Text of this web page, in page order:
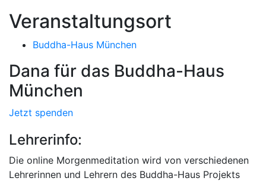
Veranstaltungsort
Buddha-Haus München
Dana für das Buddha-Haus
München
Jetzt spenden
Lehrerinfo:
Die online Morgenmeditation wird von verschiedenen
Lehrerinnen und Lehrern des Buddha-Haus Projekts